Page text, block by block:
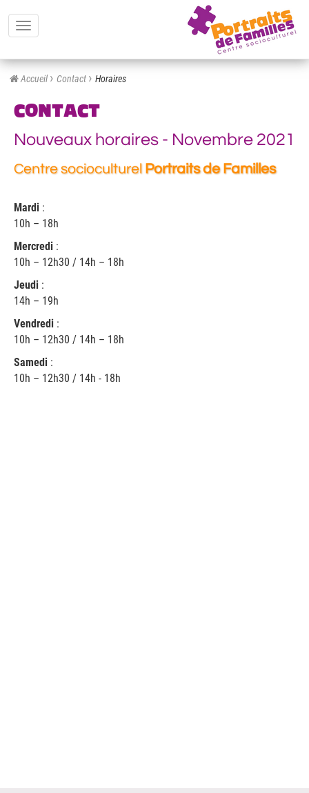
Toggle
Accueil Contact Horaires
CONTACT
Nouveaux horaires - Novembre 2021
Centre socioculturel Portraits de Familles
Mardi :
10h – 18h
Mercredi :
10h – 12h30 / 14h – 18h
Jeudi :
14h – 19h
Vendredi :
10h – 12h30 / 14h – 18h
Samedi :
10h – 12h30 / 14h - 18h